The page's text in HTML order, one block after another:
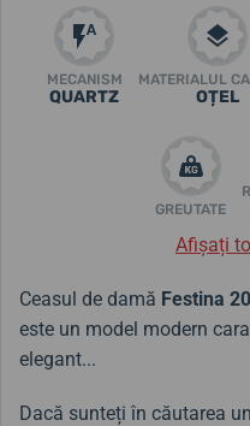
MECANISM
QUARTZ
MATERIALUL
OȚEL
GREUTATE
Afișați
Ceasul de damă Festina
este un model modern
elegant...
Dacă sunteți în căutarea